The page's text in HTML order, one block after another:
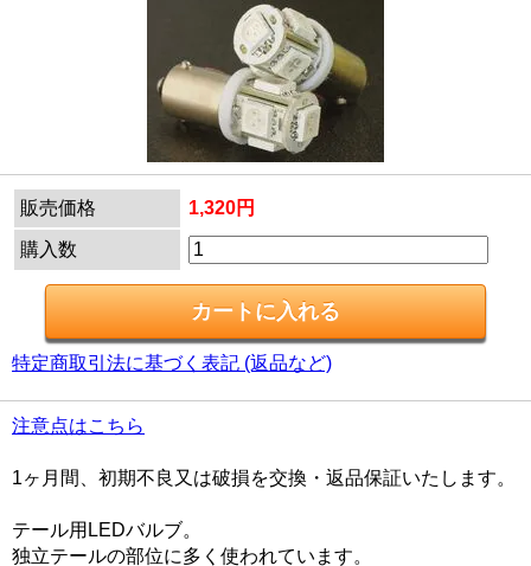
販売価格 1,320円
購入数
特定商取引法に基づく表記 (返品など)
注意点はこちら
1ヶ月間、初期不良又は破損を交換・返品保証いたします。
テール用LEDバルブ。
独立テールの部位に多く使われています。